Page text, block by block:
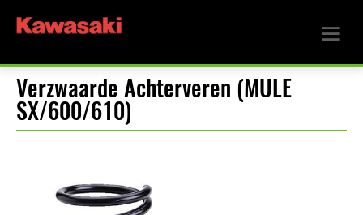
Verzwaarde Achterveren (MULE
SX/600/610)